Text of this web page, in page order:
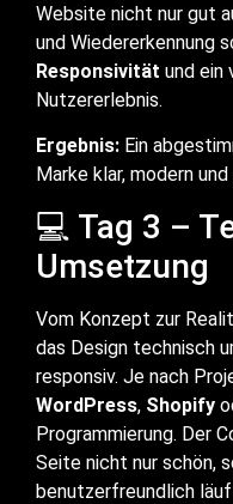
Website nicht nur gut
und Wiedererkennung
Responsivität und ein
Nutzererlebnis.
Ergebnis: Ein
Marke klar, modern
💻 Tag 3 –
Umsetzung
Vom Konzept zur
das Design technisch
responsiv. Je nach
WordPress, Shopify
Programmierung. Der
Seite nicht nur schön,
benutzerfreundlich